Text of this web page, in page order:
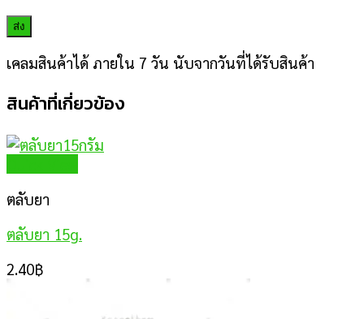
เคลมสินค้าได้ ภายใน 7 วัน นับจากวันที่ได้รับสินค้า
สินค้าที่เกี่ยวข้อง
ตลับยา
ตลับยา 15g.
2.40฿